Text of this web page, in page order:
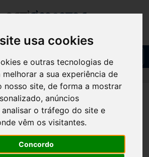
usa cookies
e outras tecnologias de
a sua experiência de
nosso site, de forma a mostrar
anúncios
o tráfego do site e
vêm os visitantes.
Concordo
de chapéu
FICHAS TÉCNICAS